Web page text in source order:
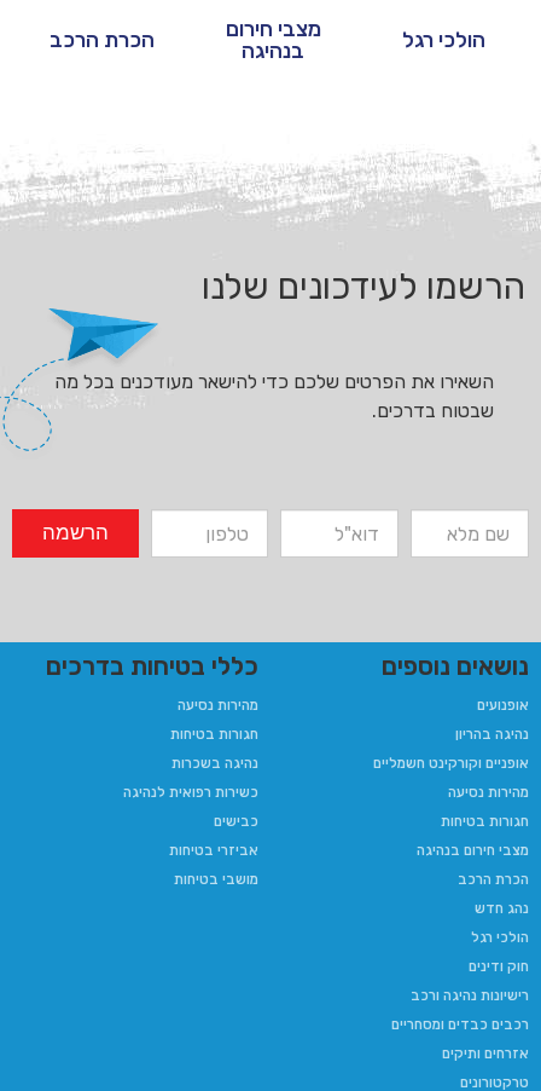
הולכי רגל
מצבי חירום
בנהיגה
הכרת הרכב
הרשמו לעידכונים שלנו
השאירו את הפרטים שלכם כדי להישאר מעודכנים בכל מה
שבטוח בדרכים.
הרשמה
נושאים נוספים
אופנועים
נהיגה בהריון​
אופניים וקורקינט חשמליים
מהירות נסיעה
חגורות בטיחות
מצבי חירום בנהיגה
הכרת הרכב
נהג חדש
הולכי רגל
חוק ודינים
רישיונות נהיגה ורכב
רכבים כבדים ומסחריים
אזרחים ותיקים
טרקטורונים
כללי בטיחות בדרכים
מהירות נסיעה
חגורות בטיחות
נהיגה בשכרות
כשירות רפואית לנהיגה​
כבישים
אביזרי בטיחות
מושבי בטיחות